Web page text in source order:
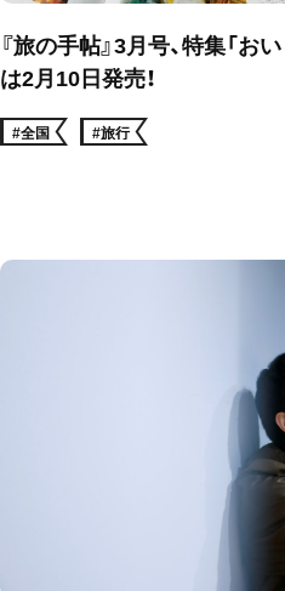
『旅の手帖』3月号、特集「お
は2月10日発売！
#全国 #旅行